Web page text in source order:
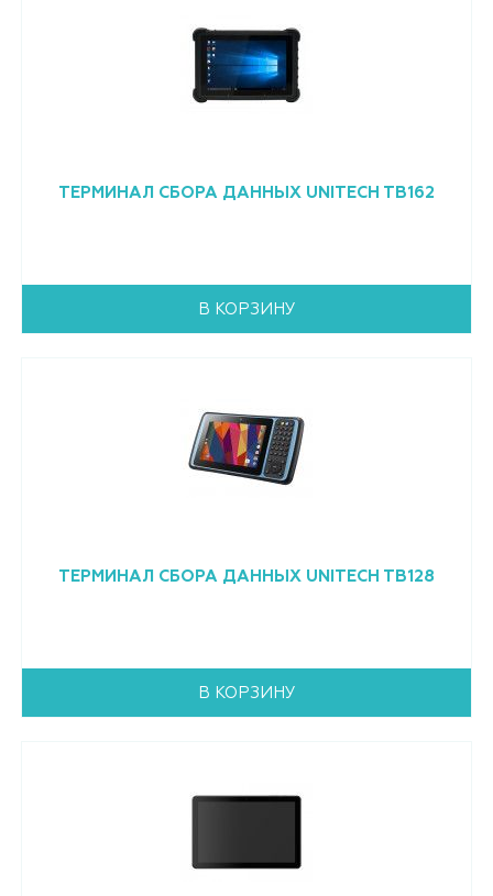
ТЕРМИНАЛ СБОРА ДАННЫХ UNITECH TB162
В КОРЗИНУ
ТЕРМИНАЛ СБОРА ДАННЫХ UNITECH TB128
В КОРЗИНУ